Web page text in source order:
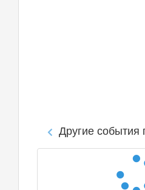
Другие события